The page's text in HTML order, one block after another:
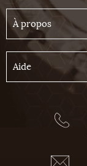
À propos
Aide